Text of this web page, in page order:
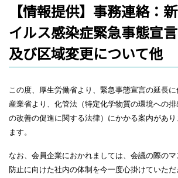
【情報提供】事務連絡：
イルス感染症緊急事態宣
及び区域変更について他
この度、厚生労働省より、緊急事態宣言の延長
産業省より、化管法（特定化学物質の環境への
の改善の促進に関する法律）にかかる案内があ
ます。
なお、会員企業におかれましては、会議の際の
防止に向けた社内の体制を今一度心掛けていた